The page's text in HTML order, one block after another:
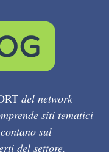
del network
siti tematici
sul
del settore.